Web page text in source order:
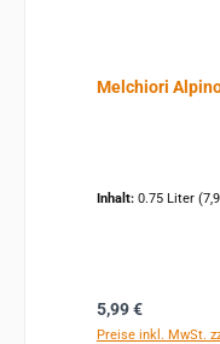
Melchiori
Inhalt: 0.75 Liter
Regulärer Preis:
5,99 €
Preise inkl. MwSt.